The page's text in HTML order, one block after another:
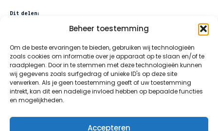
Beheer toestemming
Om de beste ervaringen te bieden, gebruiken wij technologieën
zoals cookies om informatie over je apparaat op te slaan en/of te
raadplegen. Door in te stemmen met deze technologieën kunnen
wij gegevens zoals surfgedrag of unieke ID's op deze site
verwerken. Als je geen toestemming geeft of uw toestemming
intrekt, kan dit een nadelige invloed hebben op bepaalde functies
en mogelijkheden.
Accepteren
Dit delen:
X